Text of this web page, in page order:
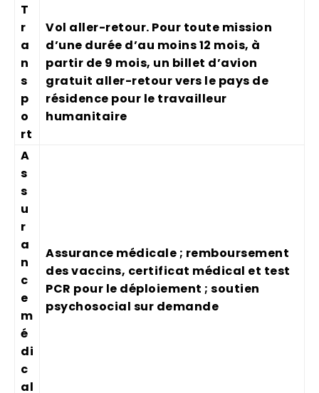
T
r
a
n
s
p
o
rt
Vol aller-retour. Pour toute mission
d’une durée d’au moins 12 mois, à
partir de 9 mois, un billet d’avion
gratuit aller-retour vers le pays de
résidence pour le travailleur
humanitaire
A
s
s
u
r
a
n
c
e
m
é
di
c
al
Assurance médicale ; remboursement
des vaccins, certificat médical et test
PCR pour le déploiement ; soutien
psychosocial sur demande